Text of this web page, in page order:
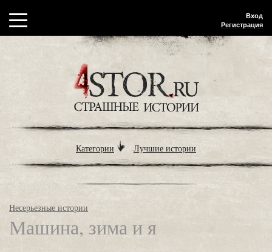
Вход
Регистрация
Категории Лучшие истории
Несерьезные истории
Машина, зима и я